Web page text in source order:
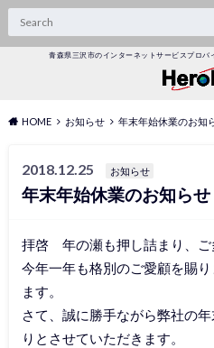
青森県三沢市のインターネットサービスプロバ
HOME お知らせ 年末年始休業のお知
2018.12.25 お知らせ
年末年始休業のお知らせ
拝啓 年の瀬も押し詰まり、ご
今年一年も格別のご愛顧を賜
ます。
さて、誠に勝手ながら弊社の
りとさせていただきます。